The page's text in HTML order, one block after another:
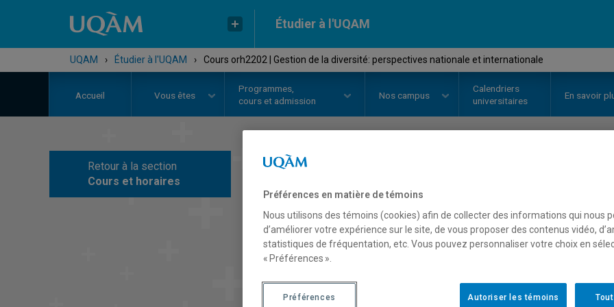
Étudier à l'UQAM
UQAM › Étudier à l'UQAM › Cours orh2202 | Gestion de la diversité: perspectives nationale et internationale
Accueil Vous êtes
Programmes,
cours et admission
Nos campus
Calendriers
universitaires
En savoir
Retour à la section
Cours et horaires
Gestion de
nationale et
Description
Préférences en matière de témoins
Nous utilisons des témoins (cookies) afin de collecter des informations qui nous
d’améliorer votre expérience sur le site, de vous proposer des contenus vidéo,
statistiques de fréquentation, etc. Vous pouvez personnaliser votre choix en
« Préférences ».
Autoriser les témoins
Préférences